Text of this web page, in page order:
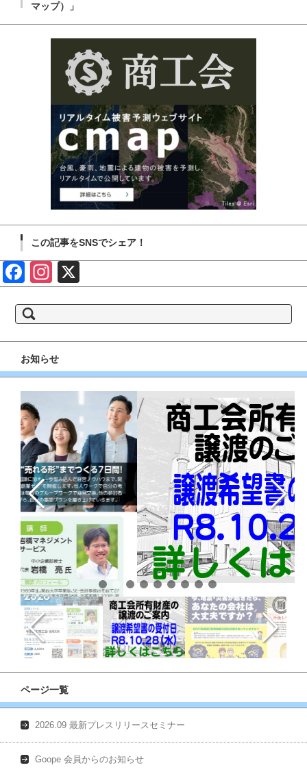
マップ）」
この記事をSNSでシェア！
Face Insta
索:
お知らせ
ページ一覧
2026.09 最新プレスリリースセミナー
Goope 会員からのお知らせ